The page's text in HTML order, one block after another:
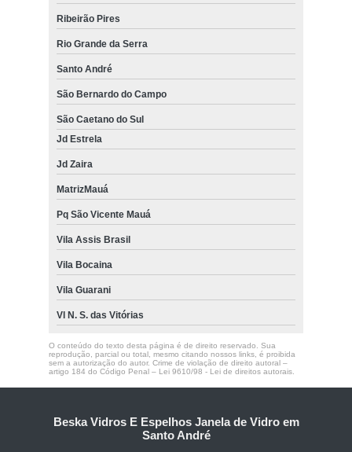
Ribeirão Pires
Rio Grande da Serra
Santo André
São Bernardo do Campo
São Caetano do Sul
Jd Estrela
Jd Zaira
MatrizMauá
Pq São Vicente Mauá
Vila Assis Brasil
Vila Bocaina
Vila Guarani
Vl N. S. das Vitórias
O conteúdo do texto desta página é de direito reservado. Sua
reprodução, parcial ou total, mesmo citando nossos links, é proibida
sem a autorização do autor. Crime de violação de direito autoral –
artigo 184 do Código Penal – Lei 9610/98 - Lei de direitos autorais.
Beska Vidros E Espelhos Janela de Vidro em
Santo André